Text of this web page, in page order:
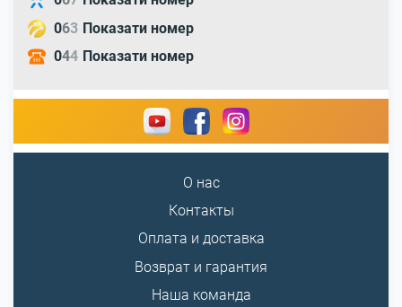
063 Показати номер
044 Показати номер
О нас
Контакты
Оплата и доставка
Возврат и гарантия
Наша команда